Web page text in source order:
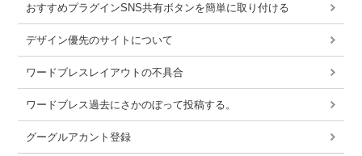
おすすめプラグインSNS共有ボタンを簡単に取り付ける
デザイン優先のサイトについて
ワードブレスレイアウトの不具合
ワードブレス過去にさかのぼって投稿する。
グーグルアカント登録